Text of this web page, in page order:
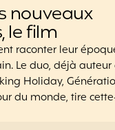
nouveaux
le film
raconter leur
Le duo, déjà auteur
Holiday,
du monde, tire